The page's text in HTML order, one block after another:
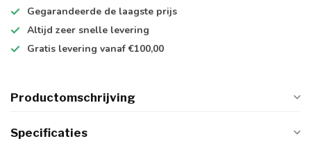
Gegarandeerde de laagste prijs
Altijd zeer snelle levering
Gratis levering vanaf €100,00
Productomschrijving
Specificaties